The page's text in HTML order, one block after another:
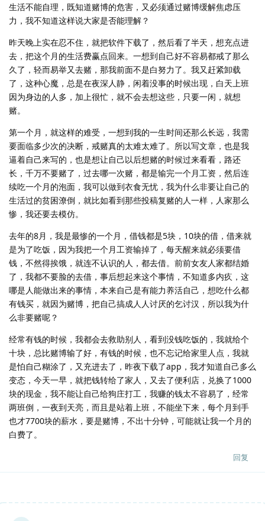
生活不能自理，既知道赌博的危害，又必须通过赌博缓解焦虑压
力，我不知道这样说大家是否能理解？
昨天晚上实在忍不住，就把软件下载了，然后看了半天，想充点进
去，把这个月的生活费赢点回来。一想到自己好不容易都戒了那么
久了，轻而易举又去赌，那我前面不是白努力了。我又赶紧卸载
了，这种心魔，总是在夜深人静，闲着没事的时候出现，白天上班
因为身边的人多，加上很忙，就不会去想这些，只要一闲，就想
赌。
第一个月，就这样的难受，一想到我的一生时间还那么长远，我需
要面临多少次的决断，戒赌真的太难太难了。所以写文章，也是我
逼着自己来写的，也是想让自己以后想赌的时候过来看看，路还
长，千万不要赌了，过去哪一次赌，都是输完一个月工资，然后连
续吃一个月的泡面，我可以做到衣食无忧，我为什么非要让自己的
生活过的贫困潦倒，就比如看到那些投稿复赌的人一样，人家那么
惨，我还要去模仿。
去年的8月，我是最惨的一个月，借钱都是5块，10块的借，借来就
是为了吃饭，因为我把一个月工资输掉了，每天醒来就必须要借
钱，不然得挨饿，就连不认识的人，都去借。前前女友人家都结婚
了，我都不要脸的去借，事后想起来这个事情，不知道多内疚，这
哪是人能做出来的事情，本来自己是有能力养活自己，想吃什么都
有钱买，就因为赌博，把自己搞成人人讨厌的乞讨汉，所以我为什
么非要赌呢？
经常有钱的时候，我都会去救助别人，看到没钱吃饭的，我就给个
十块，总比赌博输了好，有钱的时候，也不忘记给家里人点，我就
是怕自己糊涂了，又充进去了，昨夜下载了app，我才知道自己多么
变态，今天一早，就把钱转给了家人，又去了便利店，兑换了1000
块的现金，我不能让自己给狗庄打工，我赚的钱太不容易了，经常
两班倒，一夜到天亮，而且是站着上班，不能坐下来，每个月到手
也才7700块的薪水，要是赌博，不出十分钟，可能就让我一个月的
白费了。
回复